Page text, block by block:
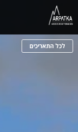
לכל התאריכים